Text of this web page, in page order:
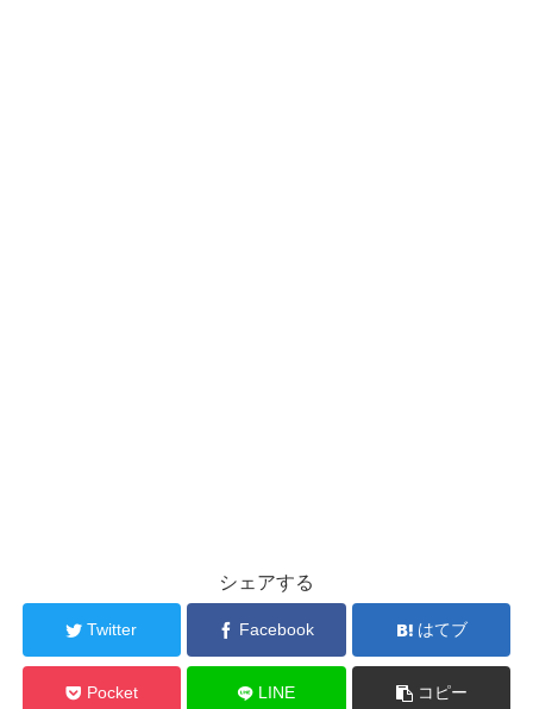
シェアする
Twitter Facebook はてブ
Pocket LINE コピー